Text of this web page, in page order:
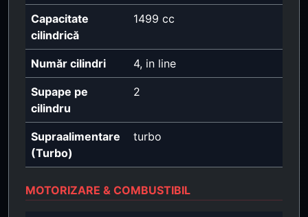
Capacitate
cilindrică
1499 cc
Număr cilindri 4, in line
Supape pe
cilindru
2
Supraalimentare
(Turbo)
turbo
MOTORIZARE & COMBUSTIBIL